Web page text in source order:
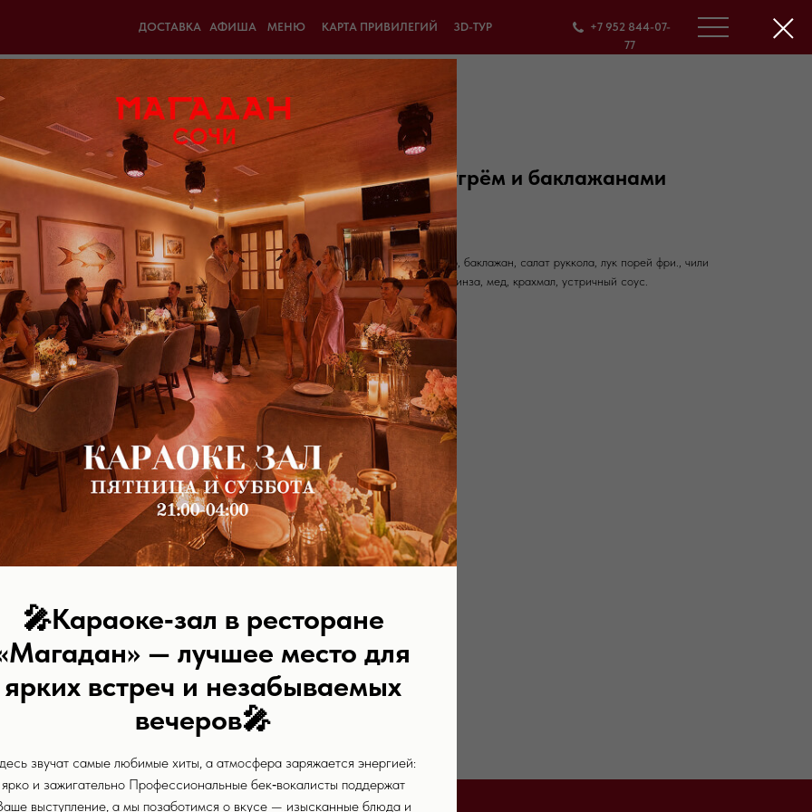
ДОСТАВКА МЕНЮ
АФИША
+7 952 844-07-
77
3D-ТУР
КАРТА ПРИВИЛЕГИЙ
Брускетта с копчёным угрём и баклажанами
790 р.
Состав: бриошь, коп. угорь, огурец, помидор, баклажан, салат руккола, лук порей фри., чили
перец, чеснок, имбирь, соевый соус, лайм, кинза, мед, крахмал, устричный соус.
Белки, гр: 14,95
Жиры, гр: 16,66
Углеводы, гр: 42,71
Энергетическая ценность 100гр. Ккал: 320
Энергетическая ценность, кДЖ: 1275
Weight: 150 g
🎤Караоке‑зал в ресторане
— лучшее место для
ярких встреч и незабываемых
вечеров🎤
звучат самые любимые хиты, а атмосфера заряжается энергией:
ярко и зажигательно Профессиональные бек‑вокалисты поддержат
выступление, а мы позаботимся о вкусе — изысканные блюда и